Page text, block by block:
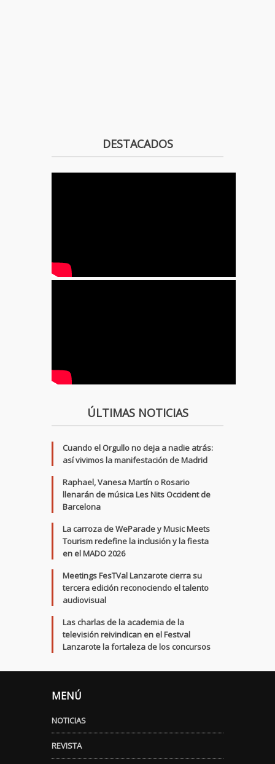
DESTACADOS
ÚLTIMAS NOTICIAS
Cuando el Orgullo no deja a nadie atrás:
así vivimos la manifestación de Madrid
Raphael, Vanesa Martín o Rosario
llenarán de música Les Nits Occident de
Barcelona
La carroza de WeParade y Music Meets
Tourism redefine la inclusión y la fiesta
en el MADO 2026
Meetings FesTVal Lanzarote cierra su
tercera edición reconociendo el talento
audiovisual
Las charlas de la academia de la
televisión reivindican en el Festval
Lanzarote la fortaleza de los concursos
MENÚ
NOTICIAS
REVISTA